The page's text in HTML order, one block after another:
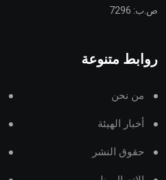
ص.ب: 7296
روابط متنوعة
من نحن
أخبار الهيئة
حقوق النشر